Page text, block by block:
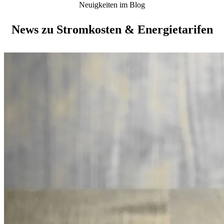
Neuigkeiten im Blog
News zu Stromkosten & Energietarifen